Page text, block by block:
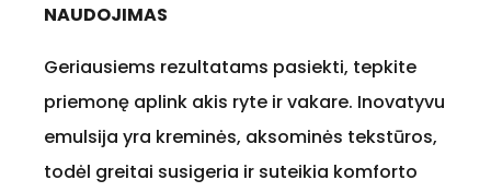
NAUDOJIMAS
Geriausiems rezultatams pasiekti, tepkite
priemonę aplink akis ryte ir vakare. Inovatyvu
emulsija yra kreminės, aksominės tekstūros,
todėl greitai susigeria ir suteikia komforto